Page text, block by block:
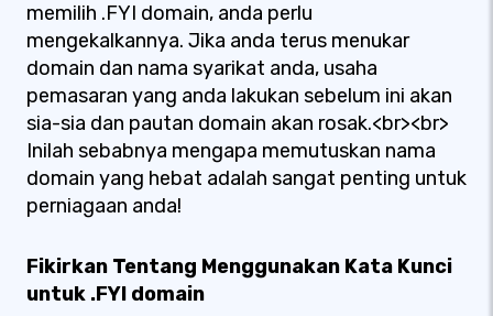
memilih .FYI domain, anda perlu
mengekalkannya. Jika anda terus menukar
domain dan nama syarikat anda, usaha
pemasaran yang anda lakukan sebelum ini akan
sia-sia dan pautan domain akan rosak.<br><br>
Inilah sebabnya mengapa memutuskan nama
domain yang hebat adalah sangat penting untuk
perniagaan anda!
Fikirkan Tentang Menggunakan Kata Kunci
untuk .FYI domain